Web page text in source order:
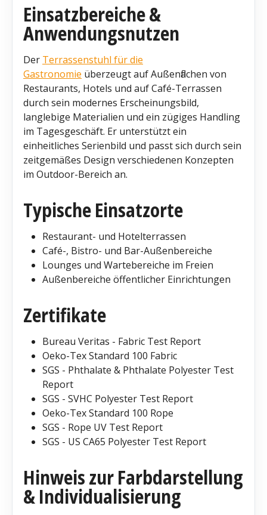
Einsatzbereiche &
Anwendungsnutzen
Der Terrassenstuhl für die
Gastronomie überzeugt auf Außenflächen von
Restaurants, Hotels und auf Café-Terrassen
durch sein modernes Erscheinungsbild,
langlebige Materialien und ein zügiges Handling
im Tagesgeschäft. Er unterstützt ein
einheitliches Serienbild und passt sich durch sein
zeitgemäßes Design verschiedenen Konzepten
im Outdoor-Bereich an.
Typische Einsatzorte
Restaurant- und Hotelterrassen
Café-, Bistro- und Bar-Außenbereiche
Lounges und Wartebereiche im Freien
Außenbereiche öffentlicher Einrichtungen
Zertifikate
Bureau Veritas - Fabric Test Report
Oeko-Tex Standard 100 Fabric
SGS - Phthalate & Phthalate Polyester Test
Report
SGS - SVHC Polyester Test Report
Oeko-Tex Standard 100 Rope
SGS - Rope UV Test Report
SGS - US CA65 Polyester Test Report
Hinweis zur Farbdarstellung
& Individualisierung